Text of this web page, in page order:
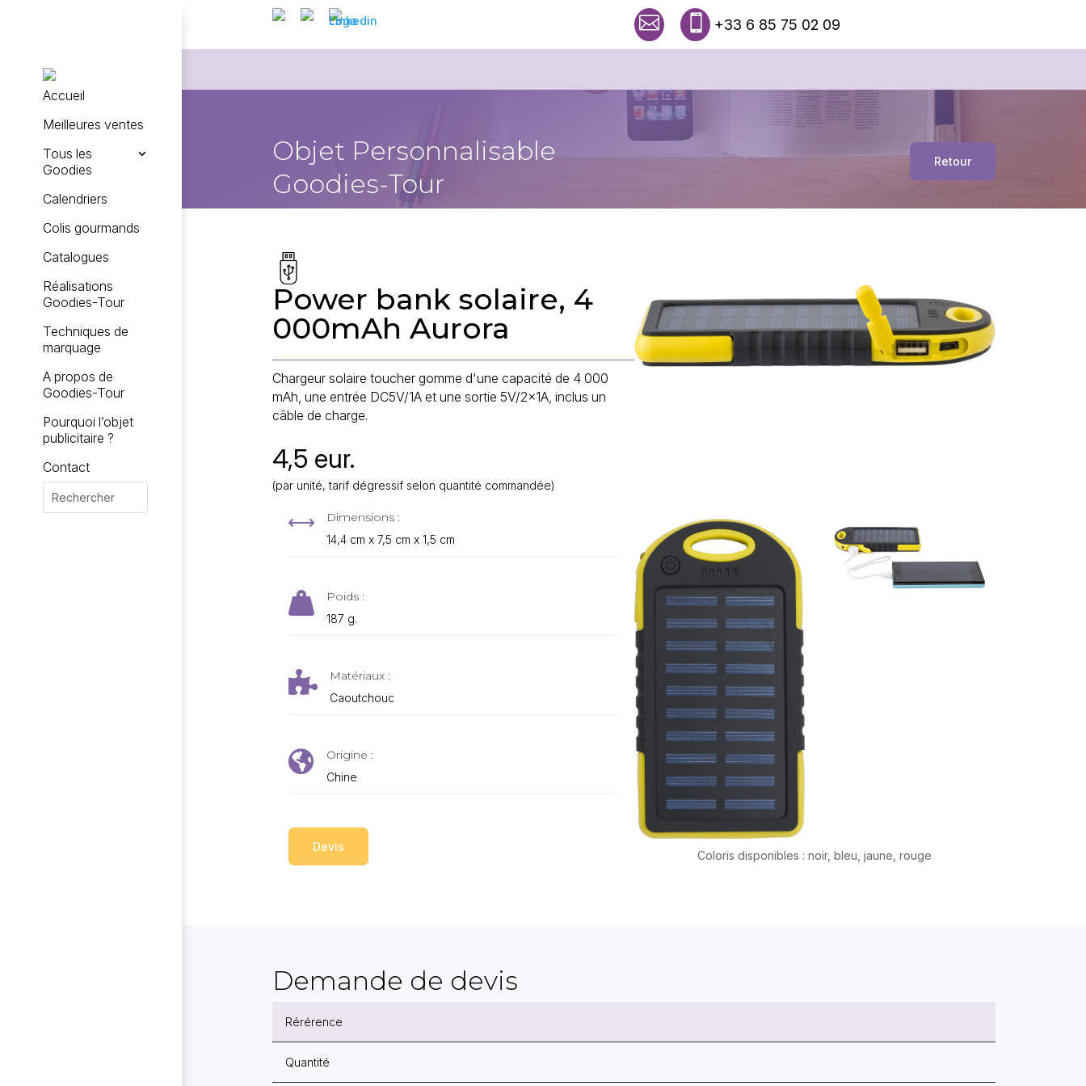
  +33 6 85 75 02 09
Accueil
Meilleures ventes
Tous les
Goodies
Calendriers
Colis gourmands
Catalogues
Réalisations
Goodies-Tour
Techniques de
marquage
A propos de
Goodies-Tour
Pourquoi l’objet
publicitaire ?
Contact
Objet Personnalisable
Goodies-Tour
Retour
Power bank solaire, 4
000mAh Aurora
Chargeur solaire toucher gomme d'une capacité de 4 000
mAh, une entrée DC5V/1A et une sortie 5V/2x1A, inclus un
câble de charge.
4,5 eur.
(par unité, tarif dégressif selon quantité commandée)
, Dimensions :
14,4 cm x 7,5 cm x 1,5 cm
 Poids :
187 g.
 Matériaux :
Caoutchouc
 Origine :
Chine
Devis
Coloris disponibles : noir, bleu, jaune, rouge
Demande de devis